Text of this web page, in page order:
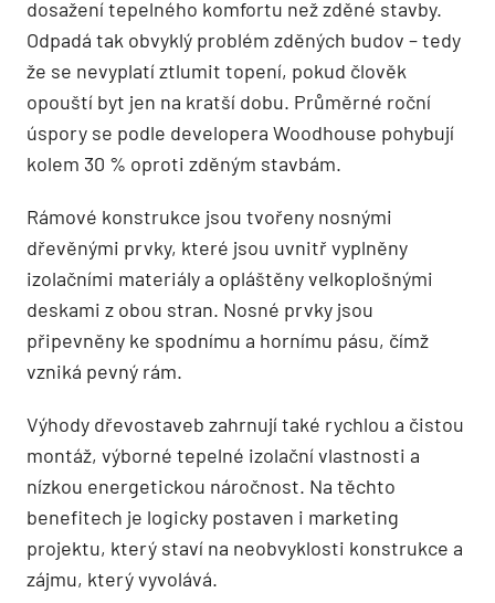
dosažení tepelného komfortu než zděné stavby.
Odpadá tak obvyklý problém zděných budov – tedy
že se nevyplatí ztlumit topení, pokud člověk
opouští byt jen na kratší dobu. Průměrné roční
úspory se podle developera Woodhouse pohybují
kolem 30 % oproti zděným stavbám.
Rámové konstrukce jsou tvořeny nosnými
dřevěnými prvky, které jsou uvnitř vyplněny
izolačními materiály a opláštěny velkoplošnými
deskami z obou stran. Nosné prvky jsou
připevněny ke spodnímu a hornímu pásu, čímž
vzniká pevný rám.
Výhody dřevostaveb zahrnují také rychlou a čistou
montáž, výborné tepelné izolační vlastnosti a
nízkou energetickou náročnost. Na těchto
benefitech je logicky postaven i marketing
projektu, který staví na neobvyklosti konstrukce a
zájmu, který vyvolává.